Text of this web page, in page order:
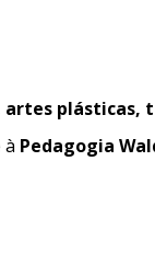
artes plásticas,
à Pedagogia